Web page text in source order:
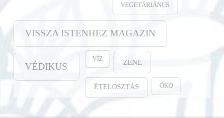
VEGETÁRIÁNUS
VISSZA ISTENHEZ MAGAZIN
VÉDIKUS
VÍZ ZENE
ÉTELOSZTÁS ÖKO